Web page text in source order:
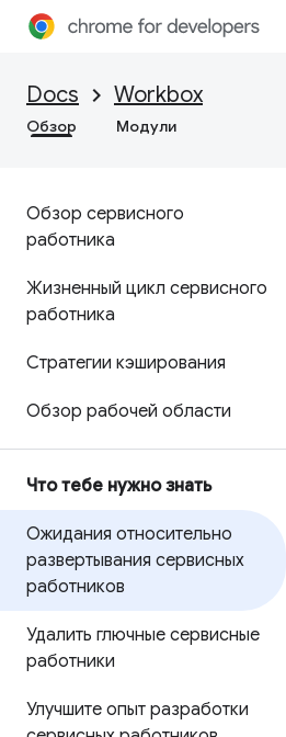
Docs Workbox
Обзор Модули
Обзор сервисного
работника
Жизненный цикл сервисного
работника
Стратегии кэширования
Обзор рабочей области
Что тебе нужно знать
Ожидания относительно
развертывания сервисных
работников
Удалить глючные сервисные
работники
Улучшите опыт разработки